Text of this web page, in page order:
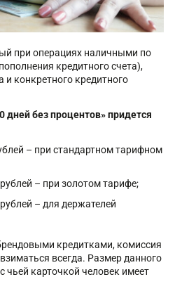
при операциях наличными по
кредитного счета),
и конкретного кредитного
дней без процентов» придется
– при стандартном тарифном
– при золотом тарифе;
– для держателей
кредитками, комиссия
всегда. Размер данного
чьей карточкой человек имеет